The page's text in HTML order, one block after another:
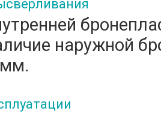
наружной